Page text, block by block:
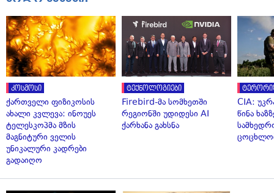
კოსმოსი
ქართველი ფიზიკოსის
ახალი კვლევა: ინოუეს
ტელესკოპმა მზის
მაგნიტური ველის
უნიკალური კადრები
გადაიღო
ტექნოლოგიები
Firebird-მა სომხეთში
რეგიონში უდიდესი AI
ქარხანა გახსნა
CIA:
წინა